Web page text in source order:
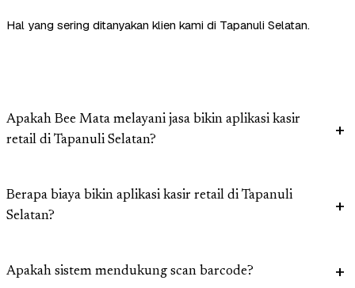
Hal yang sering ditanyakan klien kami di Tapanuli Selatan.
Apakah Bee Mata melayani jasa bikin aplikasi kasir
retail di Tapanuli Selatan?
Berapa biaya bikin aplikasi kasir retail di Tapanuli
Selatan?
Apakah sistem mendukung scan barcode?